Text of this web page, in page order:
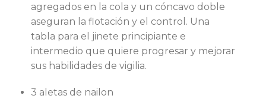
agregados en la cola y un cóncavo doble
aseguran la flotación y el control. Una
tabla para el jinete principiante e
intermedio que quiere progresar y mejorar
sus habilidades de vigilia.
3 aletas de nailon